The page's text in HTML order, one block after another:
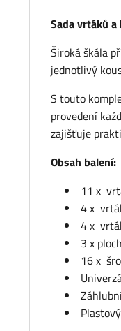
Sada vrtáků
Široká škála
jednotlivý
S touto
provedení
zajišťuje
Obsah balení:
11 x
4 x
4 x
3 x
16 x